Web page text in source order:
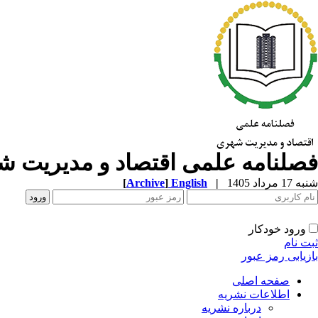
فصلنامه علمی اقتصاد و مدیریت
شنبه 17 مرداد 1405 |
English
[Archive]
ورود خودکار
ثبت نام
بازیابی رمز عبور
صفحه اصلی
اطلاعات نشریه
درباره نشریه